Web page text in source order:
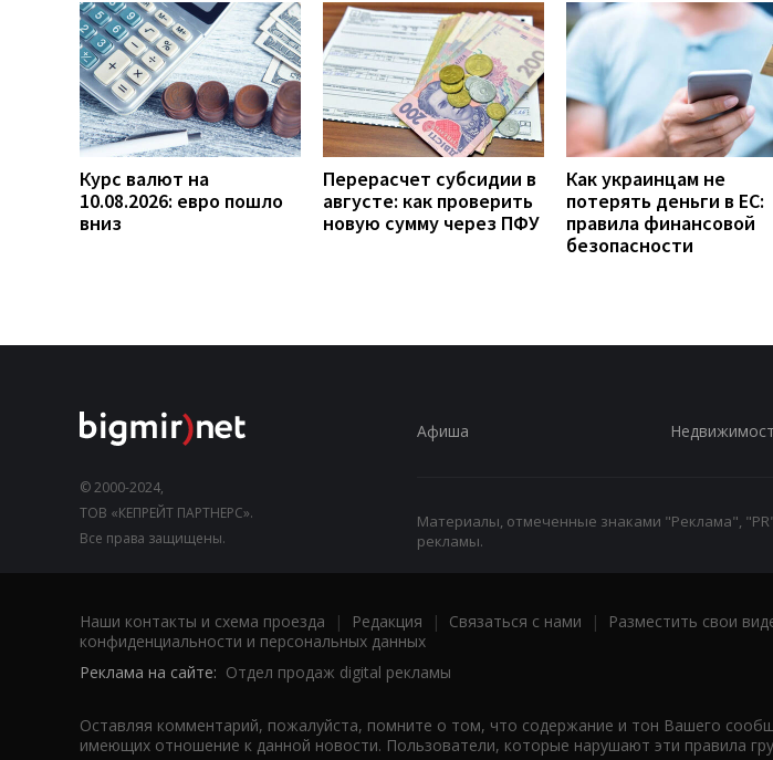
Курс валют на
10.08.2026: евро пошло
вниз
Перерасчет субсидии в
августе: как проверить
новую сумму через ПФУ
Как украинцам не
потерять деньги в ЕС:
правила финансовой
безопасности
© 2000-2024,
ТОВ «КЕПРЕЙТ ПАРТНЕРС».
Все права защищены.
Афиша
Материалы, отмеченные знаками "Реклама",
рекламы.
Наши контакты и схема проезда | Редакция | Связаться с нами | Разместить свои
конфиденциальности и персональных данных
Реклама на сайте: Отдел продаж digital рекламы
Оставляя комментарий, пожалуйста, помните о том, что содержание и тон Вашего
имеющих отношение к данной новости. Пользователи, которые нарушают эти правила